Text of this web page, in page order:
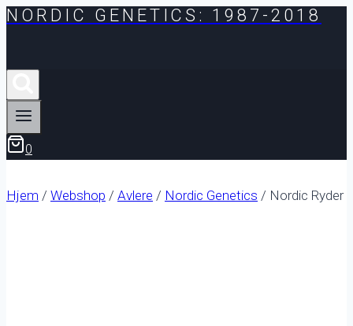
Fortsæt
NORDIC GENETICS: 1987-2018
0
Hjem / Webshop / Avlere / Nordic Genetics / Nordic Ryder